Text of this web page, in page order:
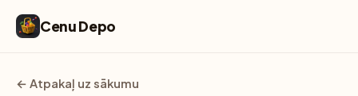
Cenu Depo
← Atpakaļ uz sākumu